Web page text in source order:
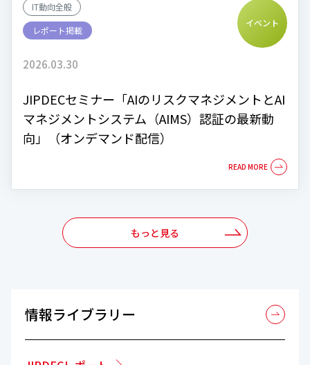
IT動向全般
レポート掲載
イベント
2026.03.30
JIPDECセミナー「AIのリスクマネジメントとAI
マネジメントシステム（AIMS）認証の最新動
向」（オンデマンド配信）
もっと見る
情報ライブラリー